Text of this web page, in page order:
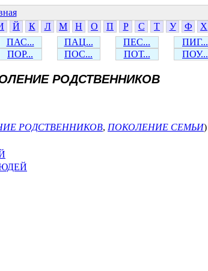
Й К Л М Н О П Р С Т У Ф Х
ПАС... ПАЦ... ПЕС... ПИГ...
ПОР... ПОС... ПОТ... ПОУ...
РОДСТВЕННИКОВ
РОДСТВЕННИКОВ, ПОКОЛЕНИЕ СЕМЬИ)